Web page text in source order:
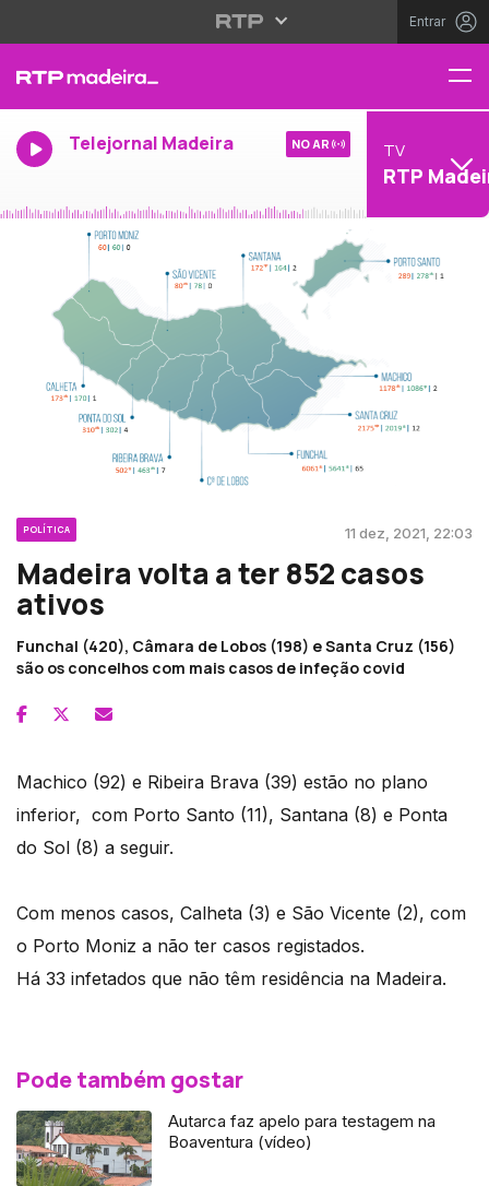
Entrar
Telejornal Madeira NO AR TV
RTP
POLÍTICA 11 dez, 2021, 22:03
Madeira volta a ter 852 casos
ativos
Funchal (420), Câmara de Lobos (198) e Santa Cruz (156)
são os concelhos com mais casos de infeção covid
Machico (92) e Ribeira Brava (39) estão no plano
inferior, com Porto Santo (11), Santana (8) e Ponta
do Sol (8) a seguir.
Com menos casos, Calheta (3) e São Vicente (2), com
o Porto Moniz a não ter casos registados.
Há 33 infetados que não têm residência na Madeira.
Pode também gostar
Autarca faz apelo para testagem na
Boaventura (vídeo)